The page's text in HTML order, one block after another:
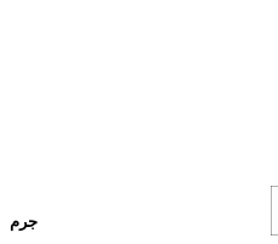
جرم